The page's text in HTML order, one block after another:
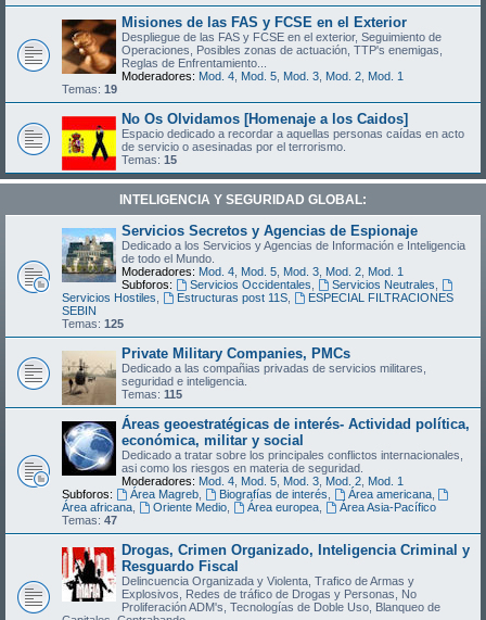
Misiones de las FAS y FCSE en el Exterior
Despliegue de las FAS y FCSE en el exterior, Seguimiento de
Operaciones, Posibles zonas de actuación, TTP's enemigas,
Reglas de Enfrentamiento...
Moderadores: Mod. 4 Mod. 5 Mod. 3 Mod. 2 Mod. 1
Temas: 19
No Os Olvidamos [Homenaje a los Caidos]
Espacio dedicado a recordar a aquellas personas caídas en acto
de servicio o asesinadas por el terrorismo.
Temas: 15
INTELIGENCIA Y SEGURIDAD GLOBAL:
Servicios Secretos y Agencias de Espionaje
Dedicado a los Servicios y Agencias de Información e Inteligencia
de todo el Mundo.
Moderadores: Mod. 4 Mod. 5 Mod. 3 Mod. 2 Mod. 1
Subforos:
Servicios Occidentales Servicios Neutrales
Servicios Hostiles
Estructuras post 11S,
ESPECIAL FILTRACIONES
SEBIN
Temas: 125
Private Military Companies, PMCs
Dedicado a las compañias privadas de servicios militares,
seguridad e inteligencia.
Temas: 115
Áreas geoestratégicas de interés- Actividad política,
económica, militar y social
Dedicado a tratar sobre los principales conflictos internacionales,
asi como los riesgos en materia de seguridad.
Moderadores: Mod. 4 Mod. 5 Mod. 3 Mod. 2 Mod. 1
Subforos:
Área Magreb, Biografías de interés Área americana,
Área africana
Oriente Medio, Área europea,
Área Asia-Pacífico
Temas: 47
Drogas, Crimen Organizado, Inteligencia Criminal y
Resguardo Fiscal
Delincuencia Organizada y Violenta, Trafico de Armas y
Explosivos, Redes de tráfico de Drogas y Personas, No
Proliferación ADM's, Tecnologías de Doble Uso, Blanqueo de